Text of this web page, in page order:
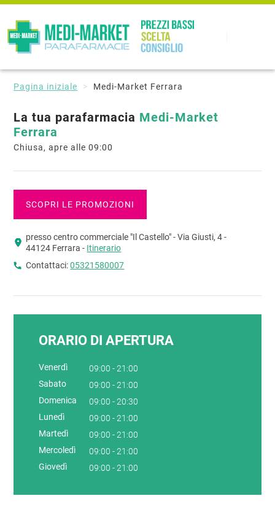
Pagina iniziale Medi-Market Ferrara
La tua parafarmacia Medi-Market
Ferrara
Chiusa, apre alle 09:00
SCOPRI LE PROMOZIONI
presso centro commerciale "Il Castello" - Via Giusti, 4 -
44124 Ferrara - Itinerario
Contattaci:05321580007
ORARIO DI APERTURA
Venerdì
09:00 - 21:00
Sabato
09:00 - 21:00
Domenica
09:00 - 20:30
Lunedì
09:00 - 21:00
Martedì
09:00 - 21:00
Mercoledì
09:00 - 21:00
Giovedì
09:00 - 21:00